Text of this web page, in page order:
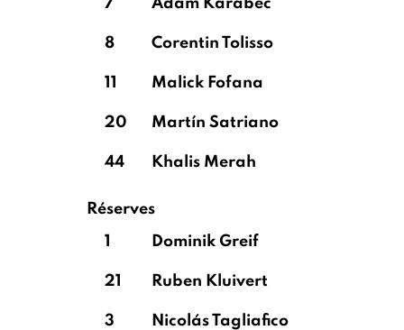
7 Adam Karabec
8 Corentin Tolisso
11 Malick Fofana
20 Martín Satriano
44 Khalis Merah
Réserves
1
Dominik Greif
21 Ruben Kluivert
3 Nicolás Tagliafico